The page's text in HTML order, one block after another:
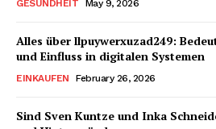
GESUNDHEIT May 9, 2026
Alles über llpuywerxuzad249:
und Einfluss in digitalen Systemen
EINKAUFEN February 26, 2026
Sind Sven Kuntze und Inka